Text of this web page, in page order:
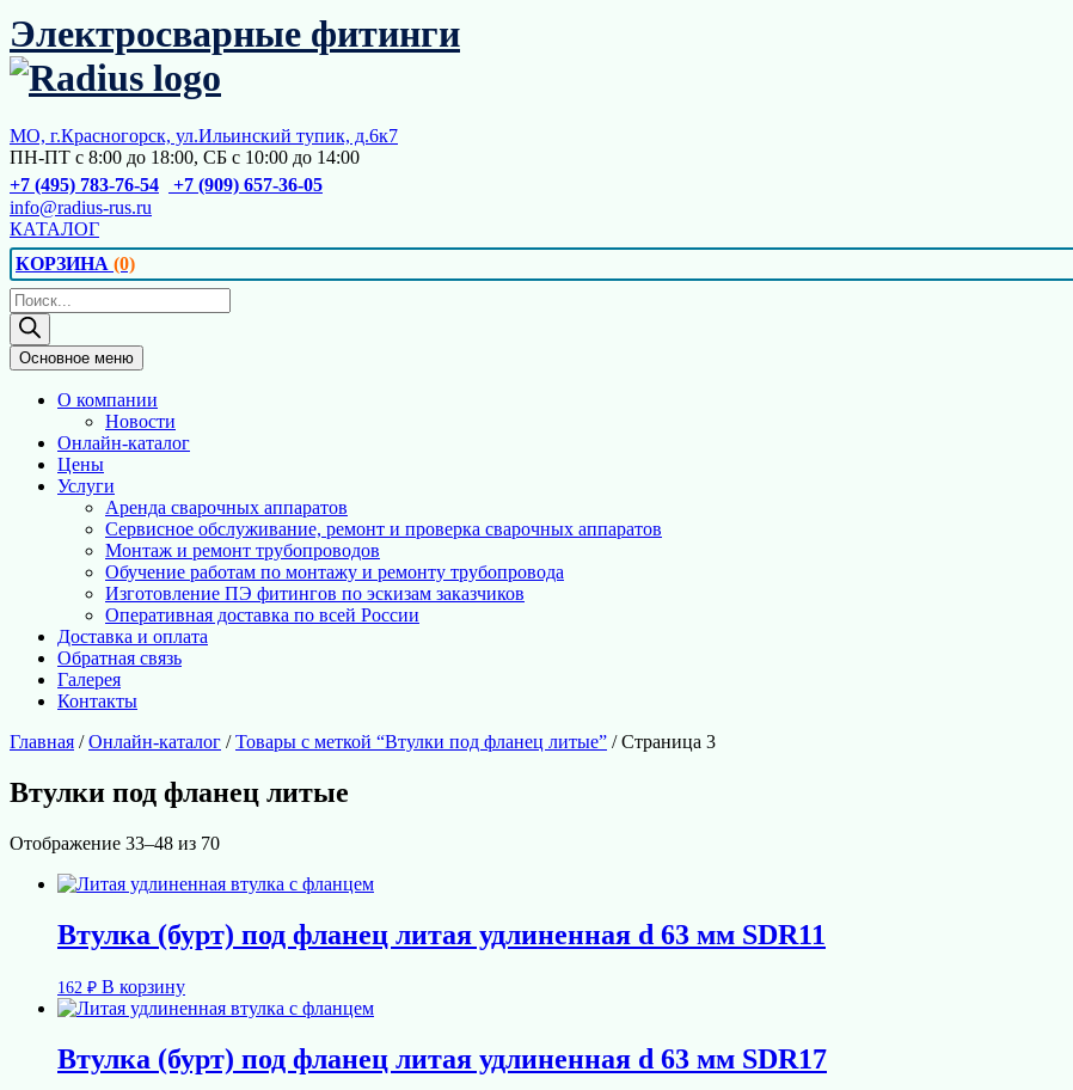
Перейти
к
содержимому
Электросварные фитинги
МО, г.Красногорск, ул.Ильинский тупик, д.6к7
ПН-ПТ с 8:00 до 18:00, СБ с 10:00 до 14:00
+7 (495) 783-76-54
+7 (909) 657-36-05
info@radius-rus.ru
КАТАЛОГ
КОРЗИНА (0)
Поиск
товаров
Основное меню
О компании
Новости
Онлайн-каталог
Цены
Услуги
Аренда сварочных аппаратов
Сервисное обслуживание, ремонт и проверка сварочных аппаратов
Монтаж и ремонт трубопроводов
Обучение работам по монтажу и ремонту трубопровода
Изготовление ПЭ фитингов по эскизам заказчиков
Оперативная доставка по всей России
Доставка и оплата
Обратная связь
Галерея
Контакты
Главная /Онлайн-каталог /Товары с меткой “Втулки под фланец литые” / Страница 3
Втулки под фланец литые
Отображение 33–48 из 70
Втулка (бурт) под фланец литая удлиненная d 63 мм SDR11
162 ₽ В корзину
Втулка (бурт) под фланец литая удлиненная d 63 мм SDR17